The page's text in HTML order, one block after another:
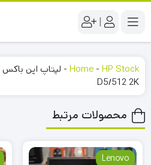
|
Home - HP Stock
-
D5/512 2K
محصولات مرتبط
Lenovo